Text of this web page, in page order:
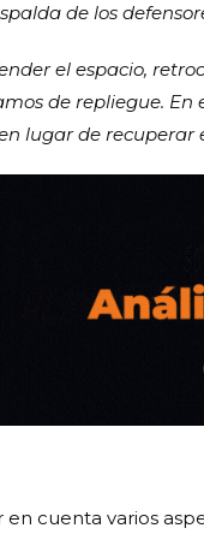
de los
el espacio,
de repliegue.
lugar de recuperar
cuenta varios